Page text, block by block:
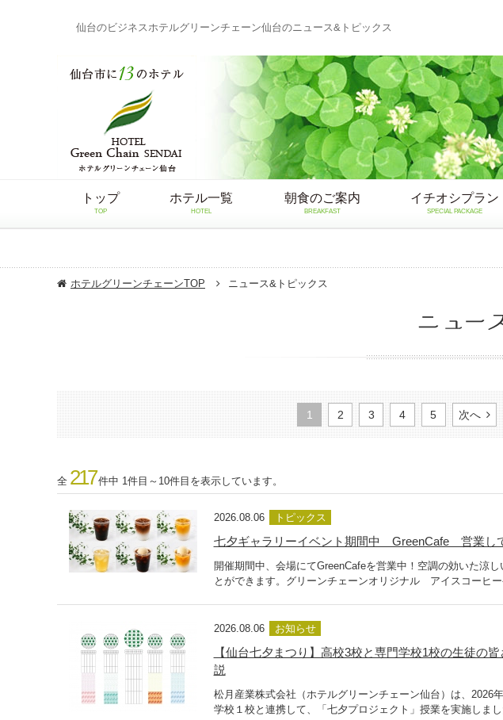
仙台のビジネスホテルグリーンチェーン仙台のニュース&トピックス
トップ
TOP
ホテル一覧
HOTEL
朝食のご案内
BREAKFAST
イチオシプラン
SPECIAL PACKAGE
ホテルグリーンチェーンTOP ニュース&トピックス
1 2 3 4 5 次へ
全 217件中 1件目～10件目を表示しています。
2026.08.06 トピックス
七夕ギャラリーイベント期間中 GreenCafe 営業し
開催期間中、会場にてGreenCafeを営業中！空調の効いた涼
とができます。グリーンチェーンオリジナル アイスコーヒ
2026.08.06 お知らせ
【仙台七夕まつり】高校3校と専門学校1校の生徒の
説
松月産業株式会社（ホテルグリーンチェーン仙台）は、2026
学校１校と連携して、「七夕プロジェクト」授業を実施しま